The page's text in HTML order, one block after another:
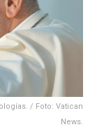
/ Foto: Vatican
News.